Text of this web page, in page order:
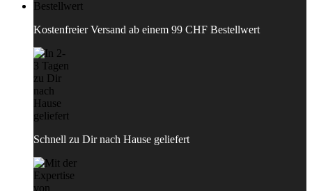
Kostenfreier Versand ab einem 99 CHF Bestellwert
Schnell zu Dir nach Hause geliefert